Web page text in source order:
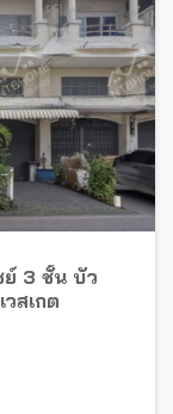
ย์ 3 ชั้น บัว
สเกต